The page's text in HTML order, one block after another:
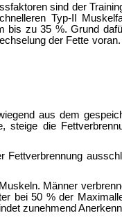
sind der
Typ-II
bis zu 35 %. Grund
der Fette
aus dem
steige die
Männer
bei 50 % der
zunehmend